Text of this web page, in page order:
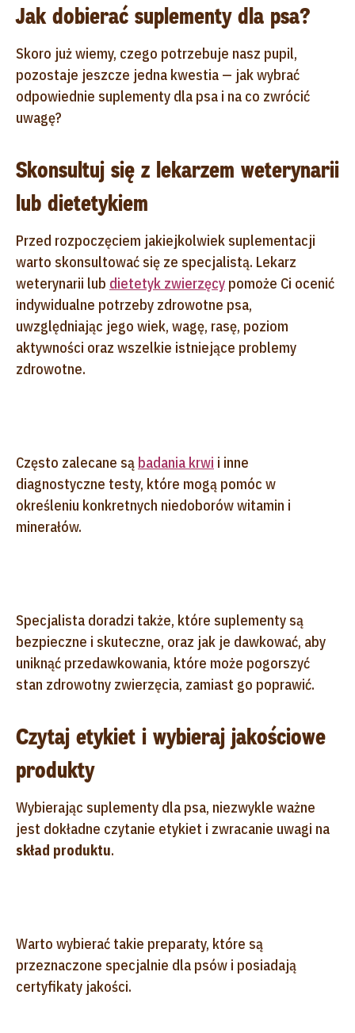
Jak dobierać suplementy dla psa?
Skoro już wiemy, czego potrzebuje nasz pupil,
pozostaje jeszcze jedna kwestia — jak wybrać
odpowiednie suplementy dla psa i na co zwrócić
uwagę?
Skonsultuj się z lekarzem weterynarii
lub dietetykiem
Przed rozpoczęciem jakiejkolwiek suplementacji
warto skonsultować się ze specjalistą. Lekarz
weterynarii lub dietetyk zwierzęcy pomoże Ci ocenić
indywidualne potrzeby zdrowotne psa,
uwzględniając jego wiek, wagę, rasę, poziom
aktywności oraz wszelkie istniejące problemy
zdrowotne.
Często zalecane są badania krwi i inne
diagnostyczne testy, które mogą pomóc w
określeniu konkretnych niedoborów witamin i
minerałów.
Specjalista doradzi także, które suplementy są
bezpieczne i skuteczne, oraz jak je dawkować, aby
uniknąć przedawkowania, które może pogorszyć
stan zdrowotny zwierzęcia, zamiast go poprawić.
Czytaj etykiet i wybieraj jakościowe
produkty
Wybierając suplementy dla psa, niezwykle ważne
jest dokładne czytanie etykiet i zwracanie uwagi na
skład produktu.
Warto wybierać takie preparaty, które są
przeznaczone specjalnie dla psów i posiadają
certyfikaty jakości.